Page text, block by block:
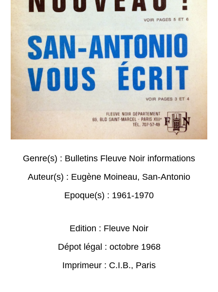
Genre(s) : Bulletins Fleuve Noir informations
Auteur(s) : Eugène Moineau, San-Antonio
Epoque(s) : 1961-1970
Edition : Fleuve Noir
Dépot légal : octobre 1968
Imprimeur : C.I.B., Paris